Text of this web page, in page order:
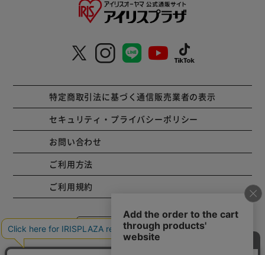
特定商取引法に基づく通信販売業者の表示
セキュリティ・プライバシーポリシー
お問い合わせ
ご利用方法
ご利用規約
コーポレートサイト